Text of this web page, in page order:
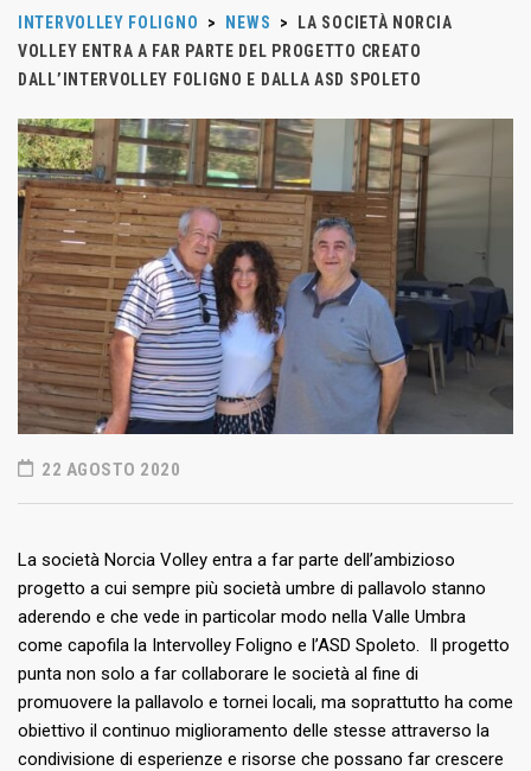
INTERVOLLEY FOLIGNO > NEWS >
LA SOCIETÀ NORCIA
VOLLEY ENTRA A FAR PARTE DEL PROGETTO CREATO
DALL’INTERVOLLEY FOLIGNO E DALLA ASD SPOLETO
22 AGOSTO 2020
La società Norcia Volley entra a far parte dell’ambizioso
progetto a cui sempre più società umbre di pallavolo stanno
aderendo e che vede in particolar modo nella Valle Umbra
come capofila la Intervolley Foligno e l’ASD Spoleto. Il progetto
punta non solo a far collaborare le società al fine di
promuovere la pallavolo e tornei locali, ma soprattutto ha come
obiettivo il continuo miglioramento delle stesse attraverso la
condivisione di esperienze e risorse che possano far crescere